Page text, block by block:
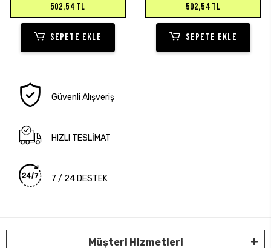
502,54 TL
SEPETE EKLE
502,54 TL
SEPETE EKLE
Güvenli Alışveriş
HIZLI TESLİMAT
7 / 24 DESTEK
Müşteri Hizmetleri